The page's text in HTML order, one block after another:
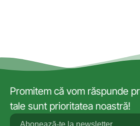
Promitem că vom răspunde
tale sunt prioritatea noastră!